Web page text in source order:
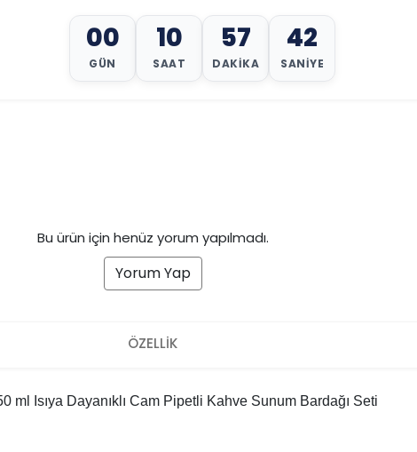
00
GÜN
10
SAAT
57
DAKIKA
40
SANIYE
Bu ürün için henüz yorum yapılmadı.
Yorum Yap
ÖZELLİK
ml Isıya Dayanıklı Cam Pipetli Kahve Sunum Bardağı Seti